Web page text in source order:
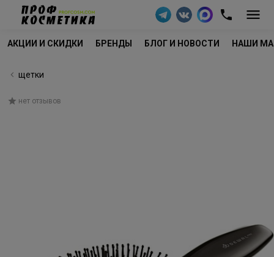
АКЦИИ И СКИДКИ БРЕНДЫ БЛОГ И НОВОСТИ НАШИ
щетки
нет отзывов